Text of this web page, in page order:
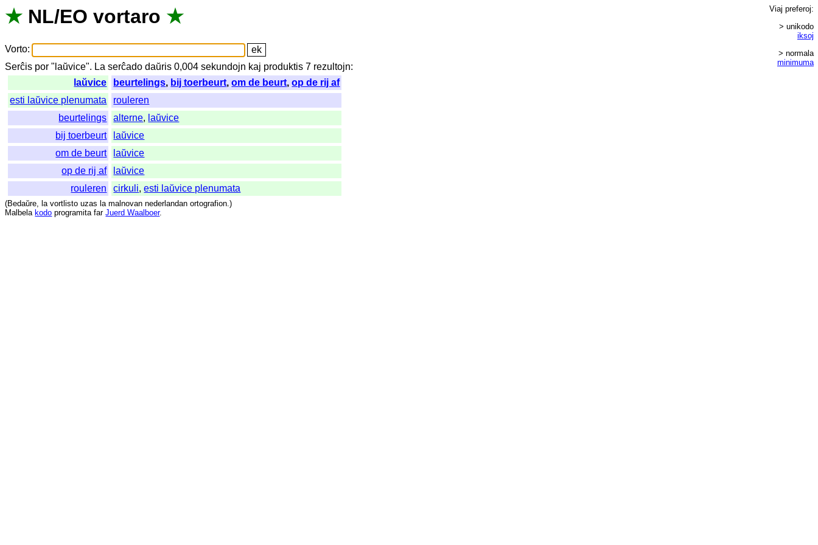
★ NL/EO vortaro ★
Vorto:
Serĉis por " laŭvice". La serĉado daŭris 0,004sekundojn kaj produktis 7 rezultojn:
laŭvice
beurtelings, bij toerbeurt,om de beurt,op de rij af
esti laŭvice plenumata
rouleren
beurtelings
alterne, laŭvice
bij toerbeurt
laŭvice
om de beurt
laŭvice
op de rij af
laŭvice
rouleren
cirkuli,esti laŭvice plenumata
Viaj preferoj:
> unikodo
iksoj
> normala
minimuma
(Bedaŭre, la vortlisto uzas la malnovan nederlandan ortografion.)
Malbela kodo programita far Juerd Waalboer.